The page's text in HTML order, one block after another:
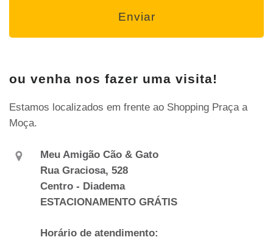
ou venha nos fazer uma visita!
Estamos localizados em frente ao Shopping Praça a
Moça.
Meu Amigão Cão & Gato
Rua Graciosa, 528
Centro - Diadema
ESTACIONAMENTO GRÁTIS
Horário de atendimento: